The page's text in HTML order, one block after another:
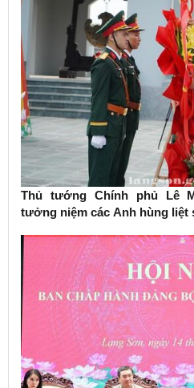
Thủ tướng Chính phủ Lê
tưởng niệm các Anh hùng liệt